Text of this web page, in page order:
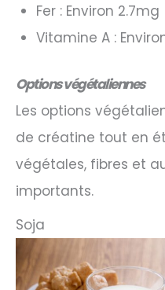
Fer : Environ 2.7mg
Vitamine A :
Options végétaliennes
Les options
de créatine tout en
végétales, fibres et
importants.
Soja